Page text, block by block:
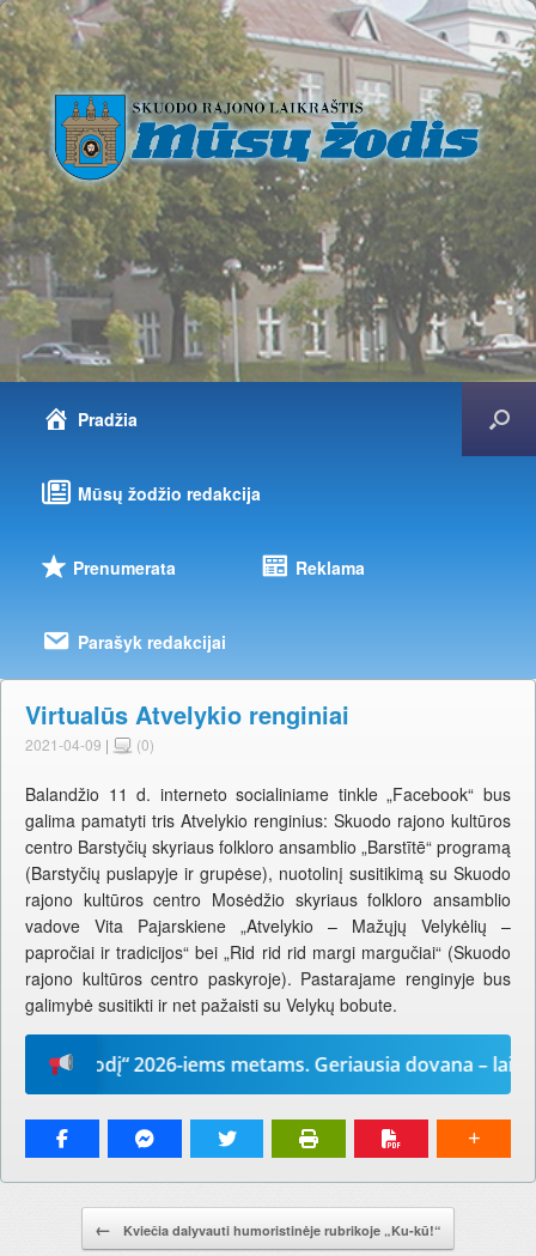
Pradžia
Mūsų žodžio redakcija
Prenumerata Reklama
Parašyk redakcijai
Virtualūs Atvelykio renginiai
2021-04-09 | (0)
Balandžio 11 d. interneto socialiniame tinkle „Facebook“ bus
galima pamatyti tris Atvelykio renginius: Skuodo rajono kultūros
centro Barstyčių skyriaus folkloro ansamblio „Barstītē“ programą
(Barstyčių puslapyje ir grupėse), nuotolinį susitikimą su Skuodo
rajono kultūros centro Mosėdžio skyriaus folkloro ansamblio
vadove Vita Pajarskiene „Atvelykio – Mažųjų Velykėlių –
papročiai ir tradicijos“ bei „Rid rid rid margi margučiai“ (Skuodo
rajono kultūros centro paskyroje). Pastarajame renginyje bus
galimybė susitikti ir net pažaisti su Velykų bobute.
žodį“ 2026-iems metams. Geriausia dovana –
Pranešimo navigacija.
← Kviečia dalyvauti humoristinėje rubrikoje „Ku-kū!“